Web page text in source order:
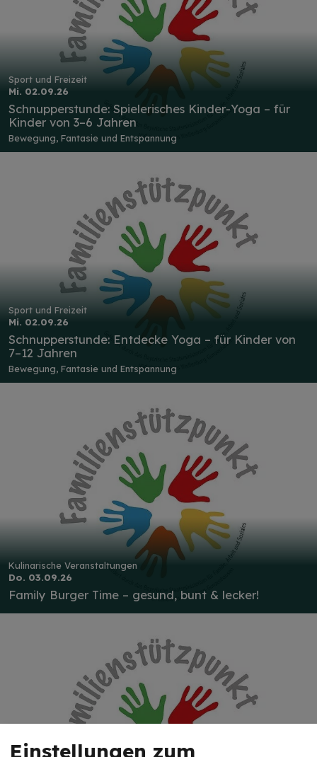
Sport und Freizeit
Mi. 02.09.26
Schnupperstunde: Spielerisches Kinder-Yoga – für
Kinder von 3–6 Jahren
Bewegung, Fantasie und Entspannung
Sport und Freizeit
Mi. 02.09.26
Schnupperstunde: Entdecke Yoga – für Kinder von
7–12 Jahren
Bewegung, Fantasie und Entspannung
Kulinarische Veranstaltungen
Do. 03.09.26
Family Burger Time – gesund, bunt & lecker!
Einstellungen zum